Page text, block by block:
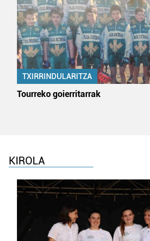
TXIRRINDULARITZA
Tourreko goierritarrak
KIROLA